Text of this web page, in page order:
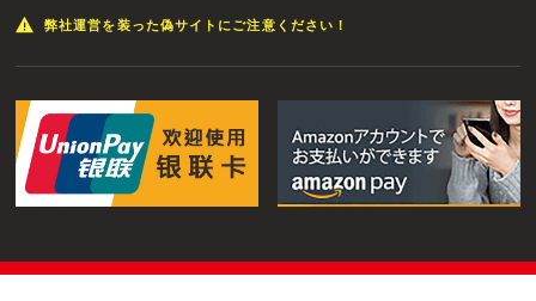
弊社運営を装った偽サイトにご注意ください！